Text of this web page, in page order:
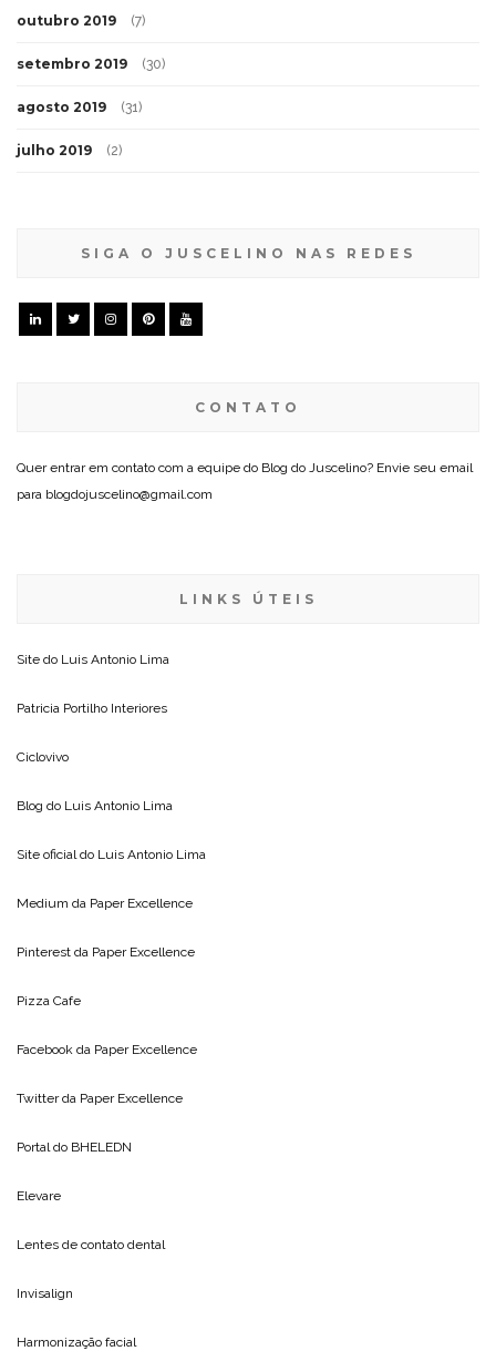
outubro 2019 (7)
setembro 2019 (30)
agosto 2019 (31)
julho 2019 (2)
SIGA O JUSCELINO NAS REDES
CONTATO
Quer entrar em contato com a equipe do Blog do Juscelino? Envie seu email
para blogdojuscelino@gmail.com
LINKS ÚTEIS
Site do Luis Antonio Lima
Patricia Portilho Interiores
Ciclovivo
Blog do Luis Antonio Lima
Site oficial do Luis Antonio Lima
Medium da Paper Excellence
Pinterest da Paper Excellence
Pizza Cafe
Facebook da Paper Excellence
Twitter da Paper Excellence
Portal do BHELEDN
Elevare
Lentes de contato dental
Invisalign
Harmonização facial